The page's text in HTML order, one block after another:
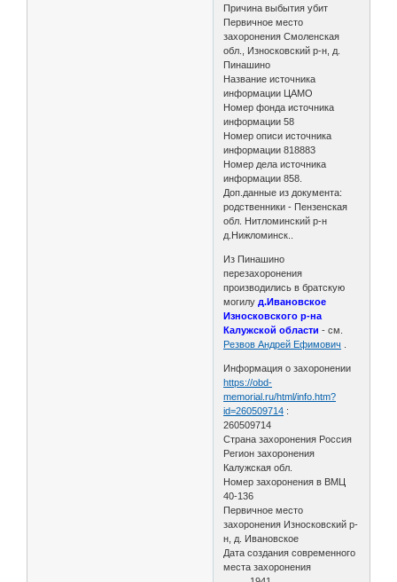
Причина выбытия убит
Первичное место
захоронения Смоленская
обл., Износковский р-н, д.
Пинашино
Название источника
информации ЦАМО
Номер фонда источника
информации 58
Номер описи источника
информации 818883
Номер дела источника
информации 858.
Доп.данные из документа:
родственники - Пензенская
обл. Нитломинский р-н
д.Нижломинск..
Из Пинашино
перезахоронения
производились в братскую
могилу д.Ивановское
Износковского р-на
Калужской области - см.
Резвов Андрей Ефимович
Информация о захоронении
https://obd-
memorial.ru/html/info.htm?
id=260509714 :
260509714
Страна захоронения Россия
Регион захоронения
Калужская обл.
Номер захоронения в ВМЦ
40-136
Первичное место
захоронения Износковский р-
н, д. Ивановское
Дата создания современного
места захоронения